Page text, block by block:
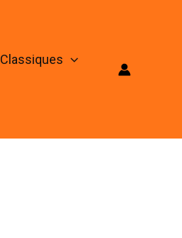
Classiques